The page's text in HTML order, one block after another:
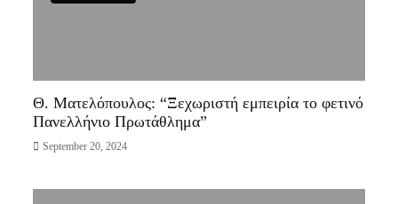
Θ. Ματελόπουλος: “Ξεχωριστή εμπειρία το φετινό
Πανελλήνιο Πρωτάθλημα”
September 20, 2024